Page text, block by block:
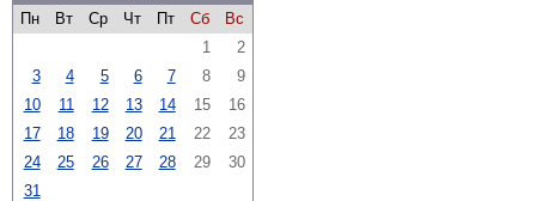
Пн
Вт Ср Чт Пт Сб
Вс
1
2
3
4 5 6 7 8
9
10
11 12 13 14 15
16
17
18 19 20 21 22
23
24
25 26 27 28 29
30
31